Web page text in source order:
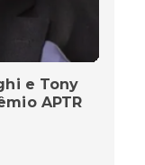
e Tony
APTR